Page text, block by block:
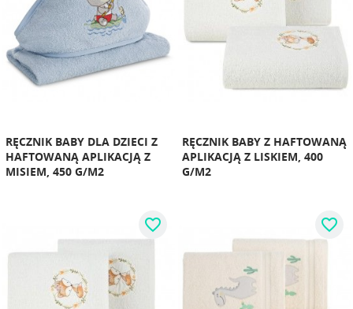
RĘCZNIK BABY DLA DZIECI Z
HAFTOWANĄ APLIKACJĄ Z
MISIEM, 450 G/M2
RĘCZNIK BABY Z HAFTOWANĄ
APLIKACJĄ Z LISKIEM, 400
G/M2
favorite_border favorite_border